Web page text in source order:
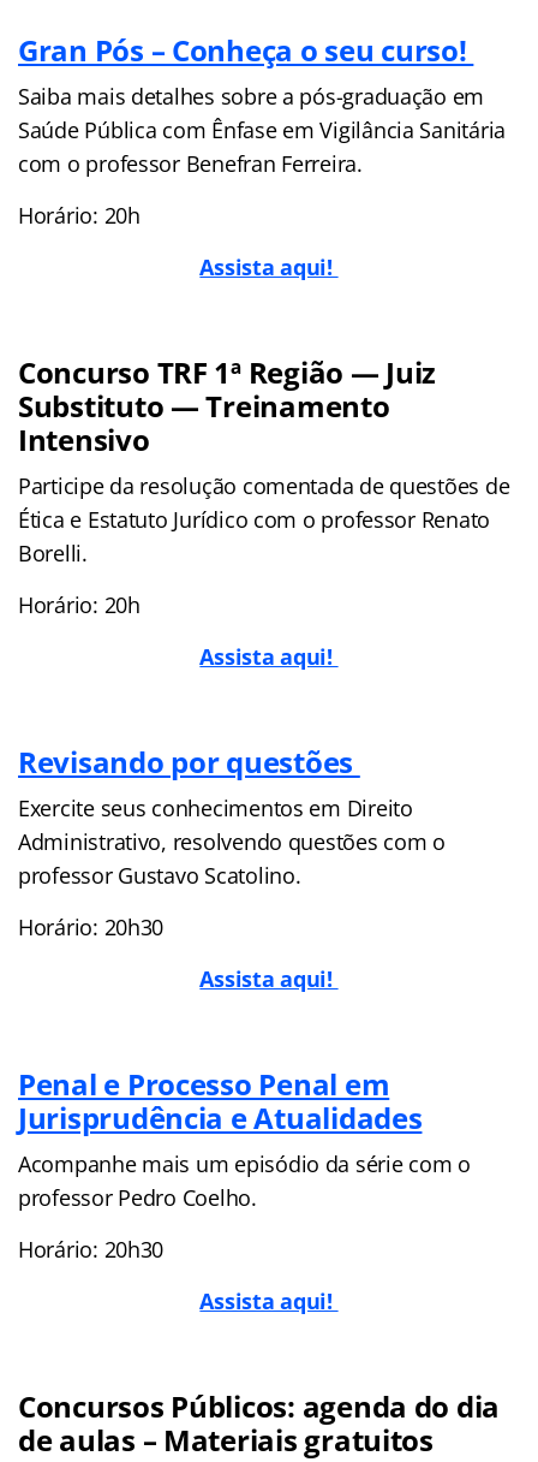
Gran Pós – Conheça o seu curso!
Saiba mais detalhes sobre a pós-graduação em
Saúde Pública com Ênfase em Vigilância Sanitária
com o professor Benefran Ferreira.
Horário: 20h
Assista aqui!
Concurso TRF 1ª Região — Juiz
Substituto — Treinamento
Intensivo
Participe da resolução comentada de questões de
Ética e Estatuto Jurídico com o professor Renato
Borelli.
Horário: 20h
Assista aqui!
Revisando por questões
Exercite seus conhecimentos em Direito
Administrativo, resolvendo questões com o
professor Gustavo Scatolino.
Horário: 20h30
Assista aqui!
Penal e Processo Penal em
Jurisprudência e Atualidades
Acompanhe mais um episódio da série com o
professor Pedro Coelho.
Horário: 20h30
Assista aqui!
Concursos Públicos: agenda do dia
de aulas – Materiais gratuitos